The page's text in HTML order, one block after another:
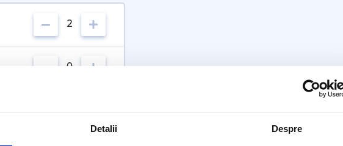
Detalii Despre
2
0